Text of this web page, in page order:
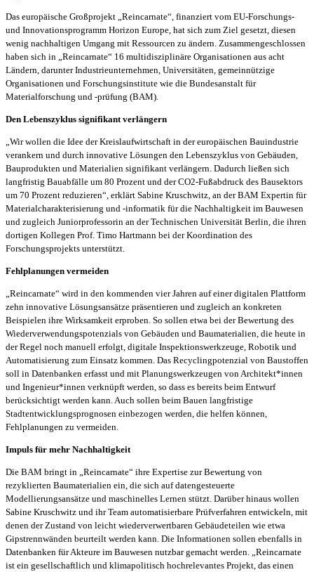
Das europäische Großprojekt „Reincarnate“, finanziert vom EU-Forschungs-
und Innovationsprogramm Horizon Europe, hat sich zum Ziel gesetzt, diesen
wenig nachhaltigen Umgang mit Ressourcen zu ändern. Zusammengeschlossen
haben sich in „Reincarnate“ 16 multidisziplinäre Organisationen aus acht
Ländern, darunter Industrieunternehmen, Universitäten, gemeinnützige
Organisationen und Forschungsinstitute wie die Bundesanstalt für
Materialforschung und -prüfung (BAM).
Den Lebenszyklus signifikant verlängern
„Wir wollen die Idee der Kreislaufwirtschaft in der europäischen Bauindustrie
verankern und durch innovative Lösungen den Lebenszyklus von Gebäuden,
Bauprodukten und Materialien signifikant verlängern. Dadurch ließen sich
langfristig Bauabfälle um 80 Prozent und der CO2-Fußabdruck des Bausektors
um 70 Prozent reduzieren“, erklärt Sabine Kruschwitz, an der BAM Expertin für
Materialcharakterisierung und -informatik für die Nachhaltigkeit im Bauwesen
und zugleich Juniorprofessorin an der Technischen Universität Berlin, die ihren
dortigen Kollegen Prof. Timo Hartmann bei der Koordination des
Forschungsprojekts unterstützt.
Fehlplanungen vermeiden
„Reincarnate“ wird in den kommenden vier Jahren auf einer digitalen Plattform
zehn innovative Lösungsansätze präsentieren und zugleich an konkreten
Beispielen ihre Wirksamkeit erproben. So sollen etwa bei der Bewertung des
Wiederverwendungspotenzials von Gebäuden und Baumaterialien, die heute in
der Regel noch manuell erfolgt, digitale Inspektionswerkzeuge, Robotik und
Automatisierung zum Einsatz kommen. Das Recyclingpotenzial von Baustoffen
soll in Datenbanken erfasst und mit Planungswerkzeugen von Architekt*innen
und Ingenieur*innen verknüpft werden, so dass es bereits beim Entwurf
berücksichtigt werden kann. Auch sollen beim Bauen langfristige
Stadtentwicklungsprognosen einbezogen werden, die helfen können,
Fehlplanungen zu vermeiden.
Impuls für mehr Nachhaltigkeit
Die BAM bringt in „Reincarnate“ ihre Expertise zur Bewertung von
rezyklierten Baumaterialien ein, die sich auf datengesteuerte
Modellierungsansätze und maschinelles Lernen stützt. Darüber hinaus wollen
Sabine Kruschwitz und ihr Team automatisierbare Prüfverfahren entwickeln, mit
denen der Zustand von leicht wiederverwertbaren Gebäudeteilen wie etwa
Gipstrennwänden beurteilt werden kann. Die Informationen sollen ebenfalls in
Datenbanken für Akteure im Bauwesen nutzbar gemacht werden. „Reincarnate
ist ein gesellschaftlich und klimapolitisch hochrelevantes Projekt, das einen